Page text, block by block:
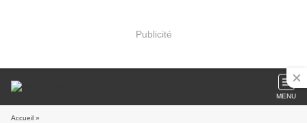
Publicité
MENU
Accueil »